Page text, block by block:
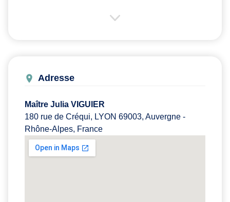
Adresse
Maître Julia VIGUIER
180 rue de Créqui, LYON 69003, Auvergne -
Rhône-Alpes, France